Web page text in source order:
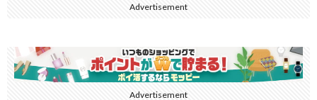
Advertisement
Advertisement